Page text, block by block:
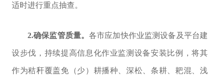
适时进行重点抽查。
2.确保监管质量。各市应加快作业监测设备及平台建
设步伐，持续提高信息化作业监测设备安装比例，将其
作为秸秆覆盖免（少）耕播种、深松、条耕、耙混、浅